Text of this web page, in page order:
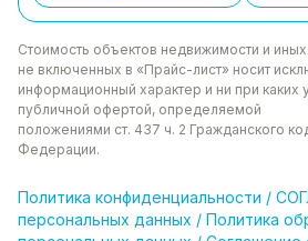
Стоимость объектов недвижимости и
не включенных в «Прайс-лист» носит
информационный характер и ни при каких
публичной офертой, определяемой
положениями ст. 437 ч. 2 Гражданского
Федерации.
Политика конфиденциальности /
персональных данных / Политика